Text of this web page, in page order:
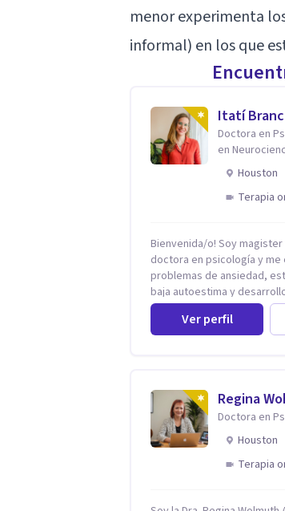
menor experimenta
informal) en los que
Itatí
Doctora en
en
ansiedad y
Houston
Terapia
Bienvenida/o! Soy magister en neurociencias,
doctora en psicología y me
problemas de ansiedad,
baja autoestima y
para el bienestar
problemáticas como la
emocional, tendencias
Ver perfil
Regina
Doctora en
Houston
Terapia